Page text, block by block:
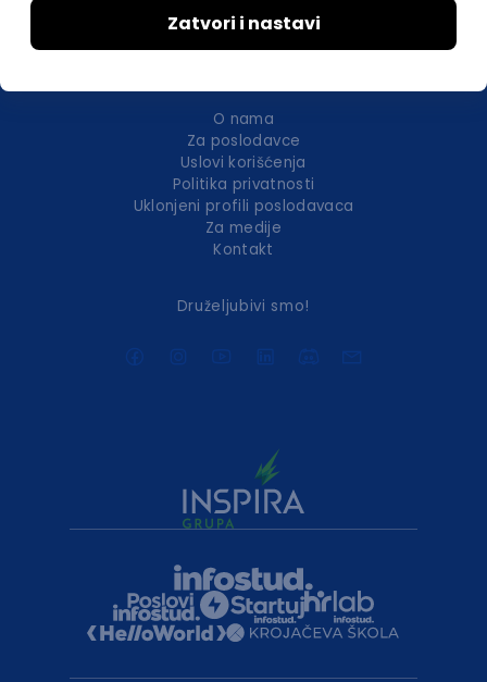
O nama
Za poslodavce
Uslovi korišćenja
Politika privatnosti
Uklonjeni profili poslodavaca
Za medije
Kontakt
Druželjubivi smo!